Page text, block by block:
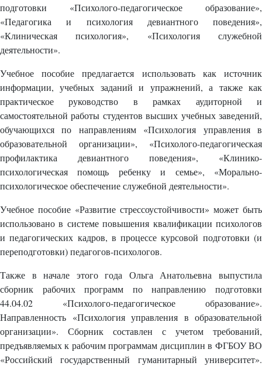
подготовки «Психолого-педагогическое образование»,
«Педагогика и психология девиантного поведения»,
«Клиническая психология», «Психология служебной
деятельности».
Учебное пособие предлагается использовать как источник
информации, учебных заданий и упражнений, а также как
практическое руководство в рамках аудиторной и
самостоятельной работы студентов высших учебных заведений,
обучающихся по направлениям «Психология управления в
образовательной организации», «Психолого-педагогическая
профилактика девиантного поведения», «Клинико-
психологическая помощь ребенку и семье», «Морально-
психологическое обеспечение служебной деятельности».
Учебное пособие «Развитие стрессоустойчивости» может быть
использовано в системе повышения квалификации психологов
и педагогических кадров, в процессе курсовой подготовки (и
переподготовки) педагогов-психологов.
Также в начале этого года Ольга Анатольевна выпустила
сборник рабочих программ по направлению подготовки
44.04.02 «Психолого-педагогическое образование».
Направленность «Психология управления в образовательной
организации». Сборник составлен с учетом требований,
предъявляемых к рабочим программам дисциплин в ФГБОУ ВО
«Российский государственный гуманитарный университет».